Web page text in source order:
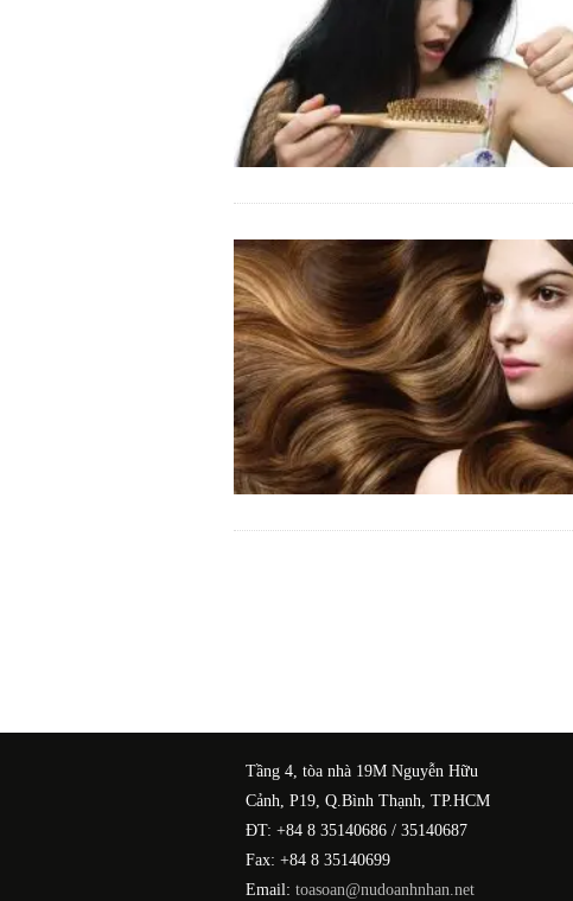
Tầng 4, tòa nhà 19M Nguyễn Hữu
Cảnh, P19, Q.Bình Thạnh, TP.HCM
ĐT: +84 8 35140686 / 35140687
Fax: +84 8 35140699
Email: toasoan@nudoanhnhan.net